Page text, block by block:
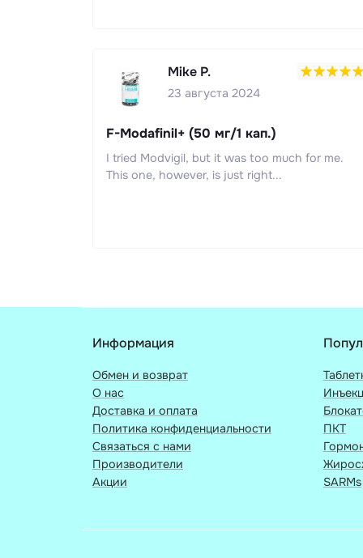
Mike P.
23 августа 2024
F-Modafinil+ (50 мг/1 кап.)
I tried Modvigil, but it was too much for me.
This one, however, is just right...
Информация
Обмен и возврат
О нас
Доставка и оплата
Политика конфиденциальности
Связаться с нами
Производители
Акции
ПКТ
SARMs